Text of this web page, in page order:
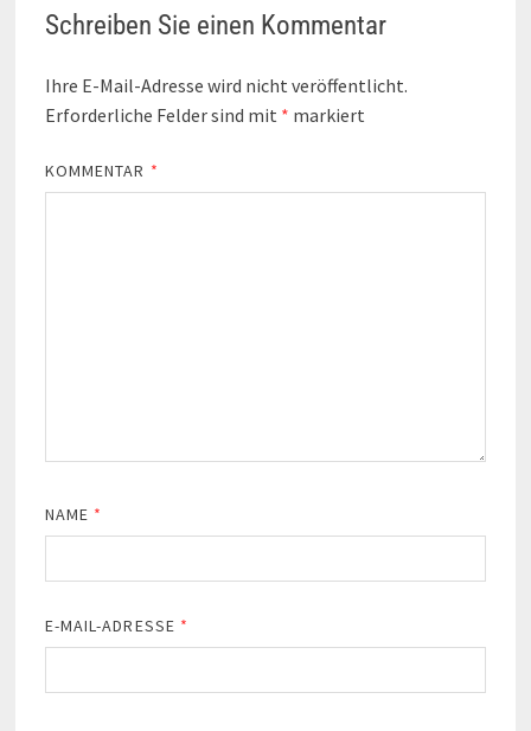
Schreiben Sie einen Kommentar
Ihre E-Mail-Adresse wird nicht veröffentlicht.
Erforderliche Felder sind mit * markiert
KOMMENTAR *
NAME *
E-MAIL-ADRESSE *